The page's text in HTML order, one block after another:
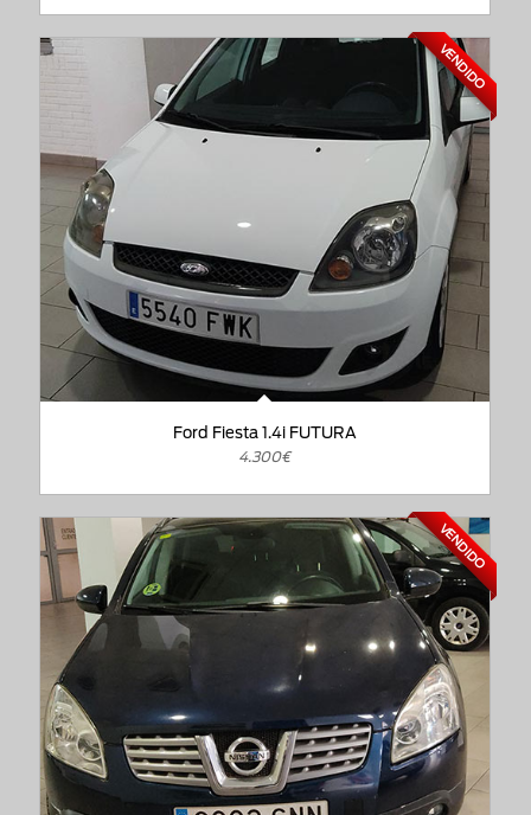
Ford Fiesta 1.4i FUTURA
4.300€
VENDIDO
VENDIDO